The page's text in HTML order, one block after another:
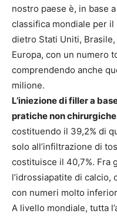
nostro paese è, in base
classifica mondiale per
dietro Stati Uniti,
Europa, con un numero
comprendendo anche
milione.
L’iniezione di filler a
pratiche non
costituendo il 39,2% di
solo all’infiltrazione di
costituisce il 40,7%. Fra
l’idrossiapatite di
con numeri molto
A livello mondiale, tutta